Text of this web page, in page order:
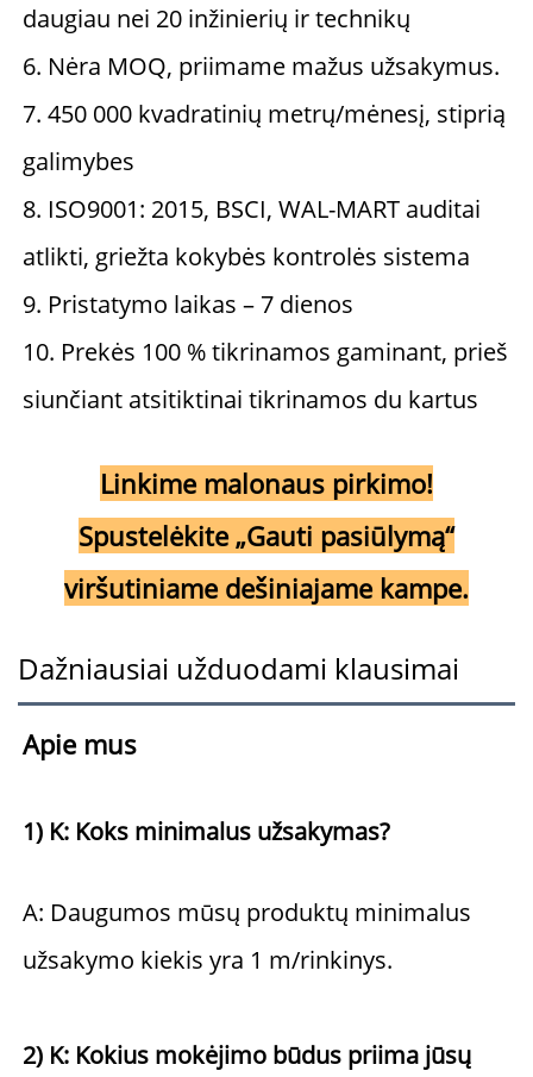
daugiau nei 20 inžinierių ir technikų
6. Nėra MOQ, priimame mažus užsakymus.
7. 450 000 kvadratinių metrų/mėnesį, stiprią
galimybes
8. ISO9001: 2015, BSCI, WAL-MART auditai
atlikti, griežta kokybės kontrolės sistema
9. Pristatymo laikas – 7 dienos
10. Prekės 100 % tikrinamos gaminant, prieš
siunčiant atsitiktinai tikrinamos du kartus
Linkime malonaus pirkimo!
Spustelėkite „Gauti pasiūlymą“
viršutiniame dešiniajame kampe.
Dažniausiai užduodami klausimai
Apie mus
1) K: Koks minimalus užsakymas?
A: Daugumos mūsų produktų minimalus
užsakymo kiekis yra 1 m/rinkinys.
2) K: Kokius mokėjimo būdus priima jūsų